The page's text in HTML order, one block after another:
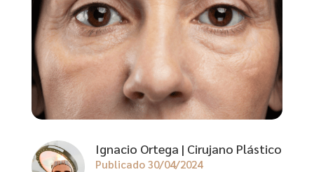
Ignacio Ortega | Cirujano Plástico
Publicado 30/04/2024